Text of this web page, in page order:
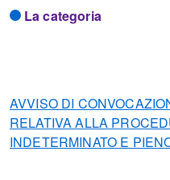
La categoria
AVVISO DI
RELATIVA ALLA
INDETERMINATO E